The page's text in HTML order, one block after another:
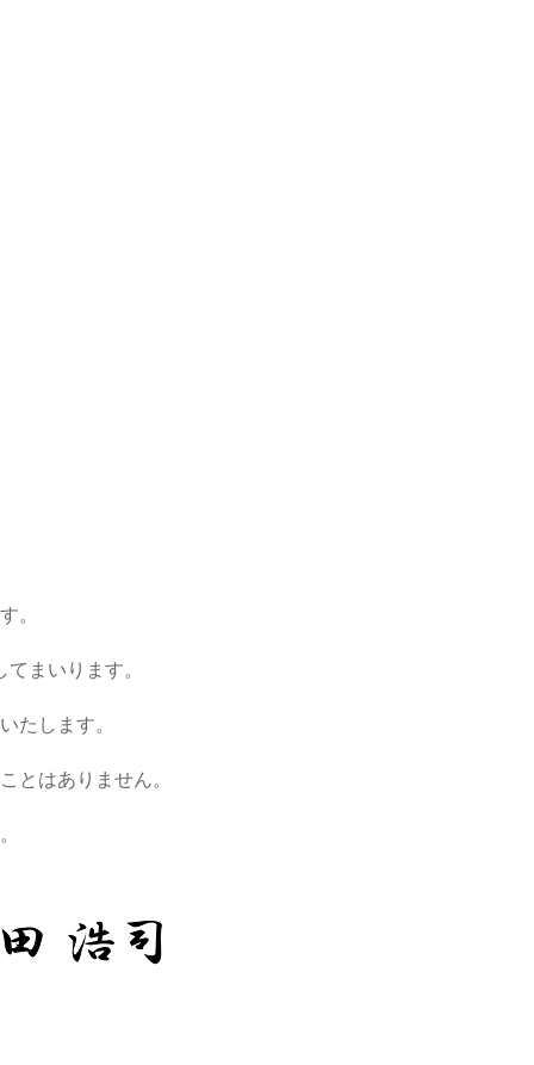
。
まいります。
たします。
とはありません。